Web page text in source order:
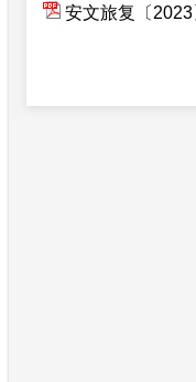
安文旅复〔